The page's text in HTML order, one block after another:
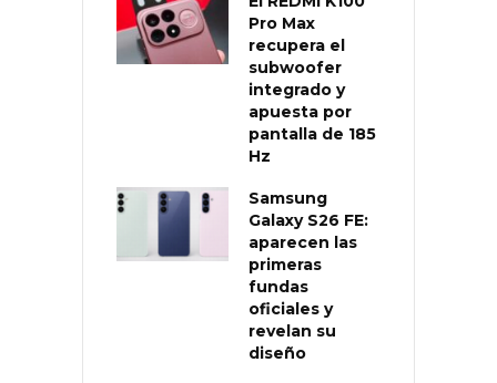
Pro Max
recupera el
subwoofer
integrado y
apuesta por
pantalla de 185
Hz
Samsung
Galaxy S26 FE:
aparecen las
primeras
fundas
oficiales y
revelan su
diseño